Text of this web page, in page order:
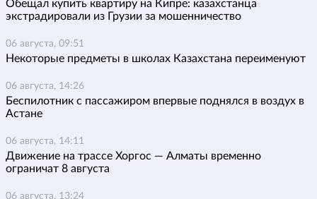
Обещал купить квартиру на Кипре: казахстанца
экстрадировали из Грузии за мошенничество
06 августа, 09:51
Некоторые предметы в школах Казахстана переименуют
06 августа, 14:26
Беспилотник с пассажиром впервые поднялся в воздух в
Астане
06 августа, 14:11
Движение на трассе Хоргос — Алматы временно
ограничат 8 августа
06 августа, 13:24